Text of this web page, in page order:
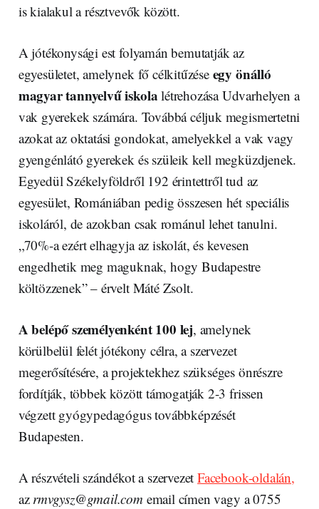
is kialakul a résztvevők között.
A jótékonysági est folyamán bemutatják az
egyesületet, amelynek fő célkitűzése egy önálló
magyar tannyelvű iskola létrehozása Udvarhelyen a
vak gyerekek számára. Továbbá céljuk megismertetni
azokat az oktatási gondokat, amelyekkel a vak vagy
gyengénlátó gyerekek és szüleik kell megküzdjenek.
Egyedül Székelyföldről 192 érintettről tud az
egyesület, Romániában pedig összesen hét speciális
iskoláról, de azokban csak románul lehet tanulni.
„70%-a ezért elhagyja az iskolát, és kevesen
engedhetik meg maguknak, hogy Budapestre
költözzenek” – érvelt Máté Zsolt.
A belépő személyenként 100 lej, amelynek
körülbelül felét jótékony célra, a szervezet
megerősítésére, a projektekhez szükséges önrészre
fordítják, többek között támogatják 2-3 frissen
végzett gyógypedagógus továbbképzését
Budapesten.
A részvételi szándékot a szervezetFacebook-oldalán,
az rmvgysz@gmail.comemail címen vagy a 0755